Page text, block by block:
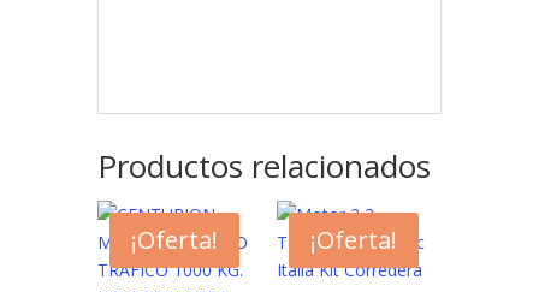
Productos relacionados
¡Oferta! ¡Oferta!